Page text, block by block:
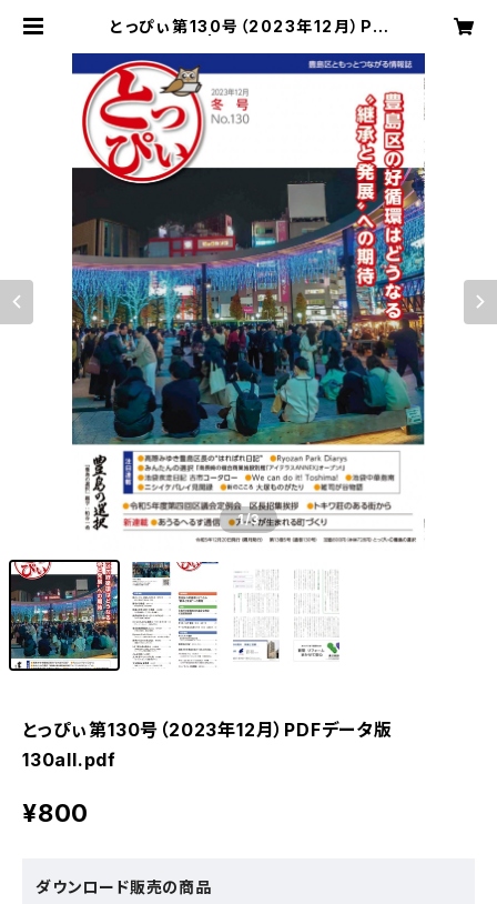
とっぴぃ第130号（2023年12月）PD
1/3
とっぴぃ第130号（2023年12月）PDFデータ版
130all.pdf
¥800
ダウンロード販売の商品